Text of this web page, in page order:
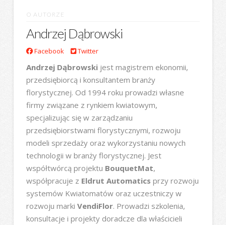
O AUTORZE
Andrzej Dąbrowski
Facebook Twitter
Andrzej Dąbrowskijest magistrem ekonomii,
przedsiębiorcą i konsultantem branży
florystycznej. Od 1994 roku prowadzi własne
firmy związane z rynkiem kwiatowym,
specjalizując się w zarządzaniu
przedsiębiorstwami florystycznymi, rozwoju
modeli sprzedaży oraz wykorzystaniu nowych
technologii w branży florystycznej. Jest
współtwórcą projektu BouquetMat,
współpracuje z Eldrut Automatics przy rozwoju
systemów Kwiatomatów oraz uczestniczy w
rozwoju marki VendiFlor. Prowadzi szkolenia,
konsultacje i projekty doradcze dla właścicieli